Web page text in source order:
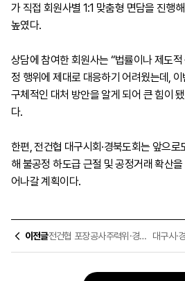
가 직접 회원사별 1:1 맞춤형 면담을 진행
높였다.
상담에 참여한 회원사는 “법률이나 제도
정 행위에 제대로 대응하기 어려웠는데,
구체적인 대처 방안을 알게 되어 큰 힘이
다.
한편, 전건협 대구시회·경북도회는 앞으
해 불공정 하도급 근절 및 공정거래 확산
어나갈 계획이다.
이전글 전건협 포장공사주력위·경북도회, 경북도에 ‘소규모 포장공사비 현실화’ 강력 건의